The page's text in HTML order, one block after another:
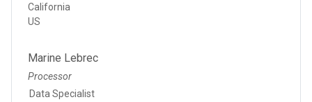
California
US
Marine Lebrec
Processor
Data Specialist